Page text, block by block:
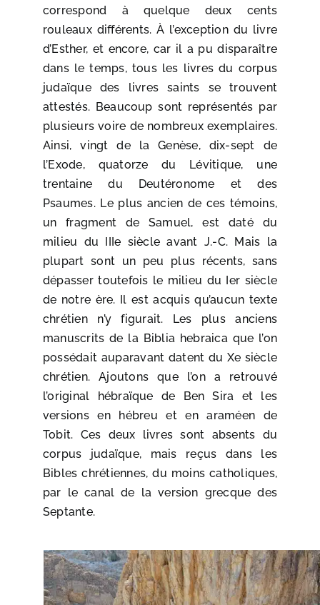
correspond à quelque deux cents
rouleaux différents. À l’exception du livre
d’Esther, et encore, car il a pu disparaître
dans le temps, tous les livres du corpus
judaïque des livres saints se trouvent
attestés. Beaucoup sont représentés par
plusieurs voire de nombreux exemplaires.
Ainsi, vingt de la Genèse, dix-sept de
l’Exode, quatorze du Lévitique, une
trentaine du Deutéronome et des
Psaumes. Le plus ancien de ces témoins,
un fragment de Samuel, est daté du
milieu du IIIe siècle avant J.-C. Mais la
plupart sont un peu plus récents, sans
dépasser toutefois le milieu du Ier siècle
de notre ère. Il est acquis qu’aucun texte
chrétien n’y figurait. Les plus anciens
manuscrits de la Biblia hebraica que l’on
possédait auparavant datent du Xe siècle
chrétien. Ajoutons que l’on a retrouvé
l’original hébraïque de Ben Sira et les
versions en hébreu et en araméen de
Tobit. Ces deux livres sont absents du
corpus judaïque, mais reçus dans les
Bibles chrétiennes, du moins catholiques,
par le canal de la version grecque des
Septante.